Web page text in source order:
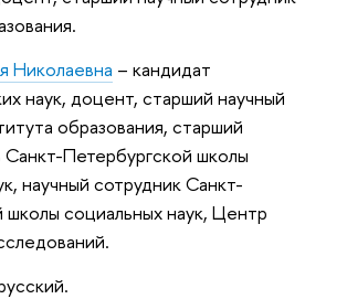
Николаевна – кандидат
наук, доцент, старший научный
образования, старший
Санкт-Петербургской школы
научный сотрудник Санкт-
школы социальных наук, Центр